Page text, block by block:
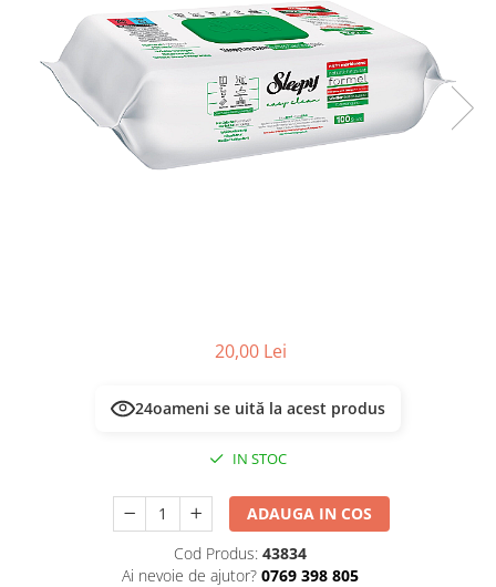
Masca & Gel de par
Sampon
Vopsea de par
Servetele Umede & Uscate
20,00 Lei
24oameni se uită la acest produs
IN STOC
ADAUGA IN COS
Cod Produs: 43834
Ai nevoie de ajutor? 0769 398 805